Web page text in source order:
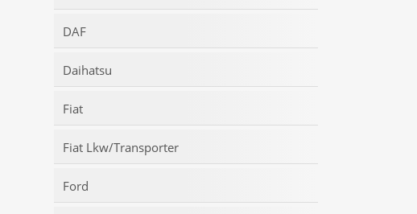
DAF
Daihatsu
Fiat
Fiat Lkw/Transporter
Ford